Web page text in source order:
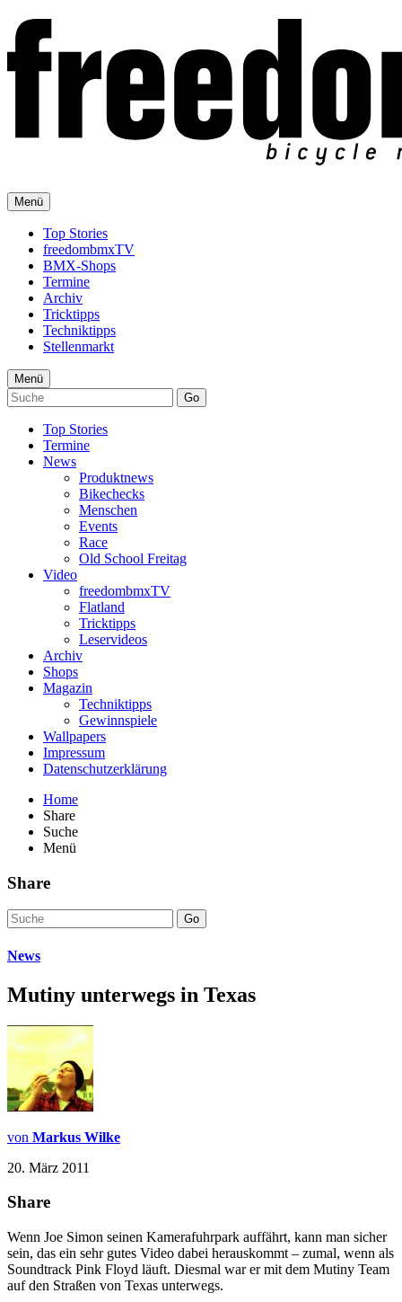
Menü
Top Stories
freedombmxTV
BMX-Shops
Termine
Archiv
Tricktipps
Techniktipps
Stellenmarkt
Menü
Go
Top Stories
Termine
News
Produktnews
Bikechecks
Menschen
Events
Race
Old School Freitag
Video
freedombmxTV
Flatland
Tricktipps
Leservideos
Archiv
Shops
Magazin
Techniktipps
Gewinnspiele
Wallpapers
Impressum
Datenschutzerklärung
Home
Share
Suche
Menü
Share
Go
News
Mutiny unterwegs in Texas
von Markus Wilke
20. März 2011
Share
Wenn Joe Simon seinen Kamerafuhrpark auffährt, kann man sicher
sein, das ein sehr gutes Video dabei herauskommt – zumal, wenn als
Soundtrack Pink Floyd läuft. Diesmal war er mit dem Mutiny Team
auf den Straßen von Texas unterwegs.